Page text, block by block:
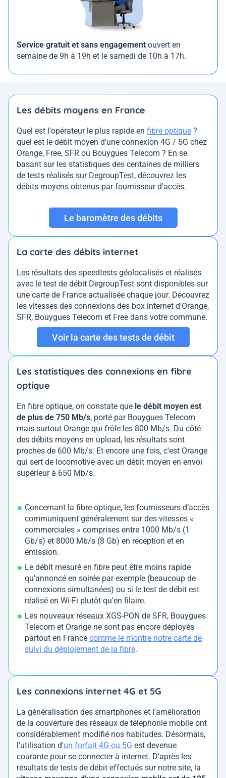
Service gratuit et sans engagement ouvert en
semaine de 9h à 19h et le samedi de 10h à 17h.
Les débits moyens en France
Quel est l'opérateur le plus rapide en fibre optique ?
quel est le débit moyen d'une connexion 4G / 5G chez
Orange, Free, SFR ou Bouygues Telecom ? En se
basant sur les statistiques des centaines de milliers
de tests réalisés sur DegroupTest, découvrez les
débits moyens obtenus par fournisseur d'accès.
Le baromètre des débits
La carte des débits internet
Les résultats des speedtests géolocalisés et réalisés
avec le test de débit DegroupTest sont disponibles sur
une carte de France actualisée chaque jour. Découvrez
les vitesses des connexions des box internet d'Orange,
SFR, Bouygues Telecom et Free dans votre commune.
Voir la carte des tests de débit
Les statistiques des connexions en fibre
optique
En fibre optique, on constate que le débit moyen est
de plus de 750 Mb/s, porté par Bouygues Telecom
mais surtout Orange qui frôle les 800 Mb/s. Du côté
des débits moyens en upload, les résultats sont
proches de 600 Mb/s. Et encore une fois, c'est Orange
qui sert de locomotive avec un débit moyen en envoi
supérieur à 650 Mb/s.
Concernant la fibre optique, les fournisseurs d’accès
communiquent généralement sur des vitesses «
commerciales » comprises entre 1000 Mb/s (1
Gb/s) et 8000 Mb/s (8 Gb) en réception et en
émission.
Le débit mesuré en fibre peut être moins rapide
qu'annoncé en soirée par exemple (beaucoup de
connexions simultanées) ou si le test de débit est
réalisé en Wi-Fi plutôt qu'en filaire.
Les nouveaux réseaux XGS-PON de SFR, Bouygues
Telecom et Orange ne sont pas encore déployés
partout en France comme le montre notre carte de
suivi du déploiement de la fibre.
Les connexions internet 4G et 5G
La généralisation des smartphones et l'amélioration
de la couverture des réseaux de téléphonie mobile ont
considérablement modifié nos habitudes. Désormais,
l'utilisation d'un forfait 4G ou 5G est devenue
courante pour se connecter à internet. D'après les
résultats de tests de débit effectués sur notre site, la